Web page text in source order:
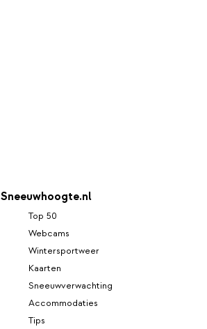
Sneeuwhoogte.nl
Top 50
Webcams
Wintersportweer
Kaarten
Sneeuwverwachting
Accommodaties
Tips